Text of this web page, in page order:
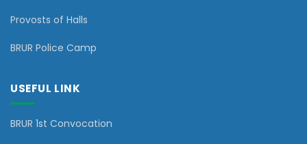
Provosts of Halls
BRUR Police Camp
USEFUL LINK
BRUR 1st Convocation